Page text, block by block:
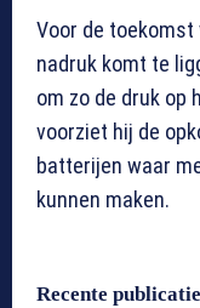
Voor de
nadruk komt te
om zo de druk op
voorziet hij de
batterijen waar
kunnen maken.
Recente